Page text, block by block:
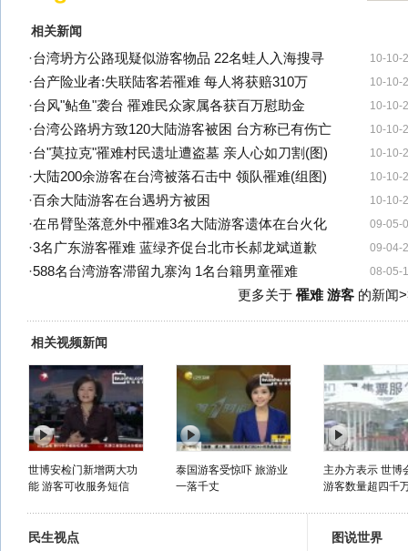
相关新闻
10-10-
·台湾坍方公路现疑似游客物品 22名蛙人入海搜寻
10-10-
·台产险业者:失联陆客若罹难 每人将获赔310万
10-10-
·台风"鲇鱼"袭台 罹难民众家属各获百万慰助金
10-10-
·台湾公路坍方致120大陆游客被困 台方称已有伤亡
10-10-
·台"莫拉克"罹难村民遗址遭盗墓 亲人心如刀割(图)
10-10-
·大陆200余游客在台湾被落石击中 领队罹难(组图)
10-10-
·百余大陆游客在台遇坍方被困
09-05-
·在吊臂坠落意外中罹难3名大陆游客遗体在台火化
09-04-
·3名广东游客罹难 蓝绿齐促台北市长郝龙斌道歉
08-05-
·588名台湾游客滞留九寨沟 1名台籍男童罹难
更多关于 罹难 游客的新闻
相关视频新闻
世博安检门新增两大功
能 游客可收服务短信
泰国游客受惊吓 旅游业
一落千丈
主办方表示 世博
游客数量超四千
民生视点
图说世界